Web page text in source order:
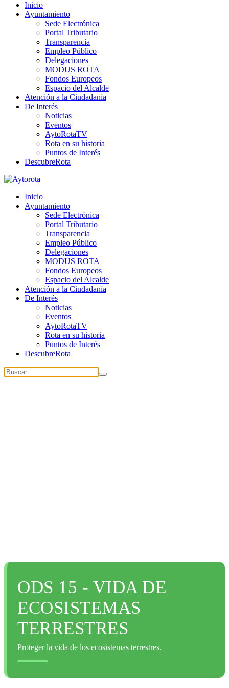
Inicio
Ayuntamiento
Sede Electrónica
Portal Tributario
Transparencia
Empleo Público
Delegaciones
MODUS ROTA
Fondos Europeos
Espacio del Alcalde
Atención a la Ciudadanía
De Interés
Noticias
Eventos
AytoRotaTV
Rota en su historia
Puntos de Interés
DescubreRota
Inicio
Ayuntamiento
Sede Electrónica
Portal Tributario
Transparencia
Empleo Público
Delegaciones
MODUS ROTA
Fondos Europeos
Espacio del Alcalde
Atención a la Ciudadanía
De Interés
Noticias
Eventos
AytoRotaTV
Rota en su historia
Puntos de Interés
DescubreRota
ODS 15 - VIDA DE
ECOSISTEMAS
TERRESTRES
Proteger la vida de los ecosistemas terrestres.